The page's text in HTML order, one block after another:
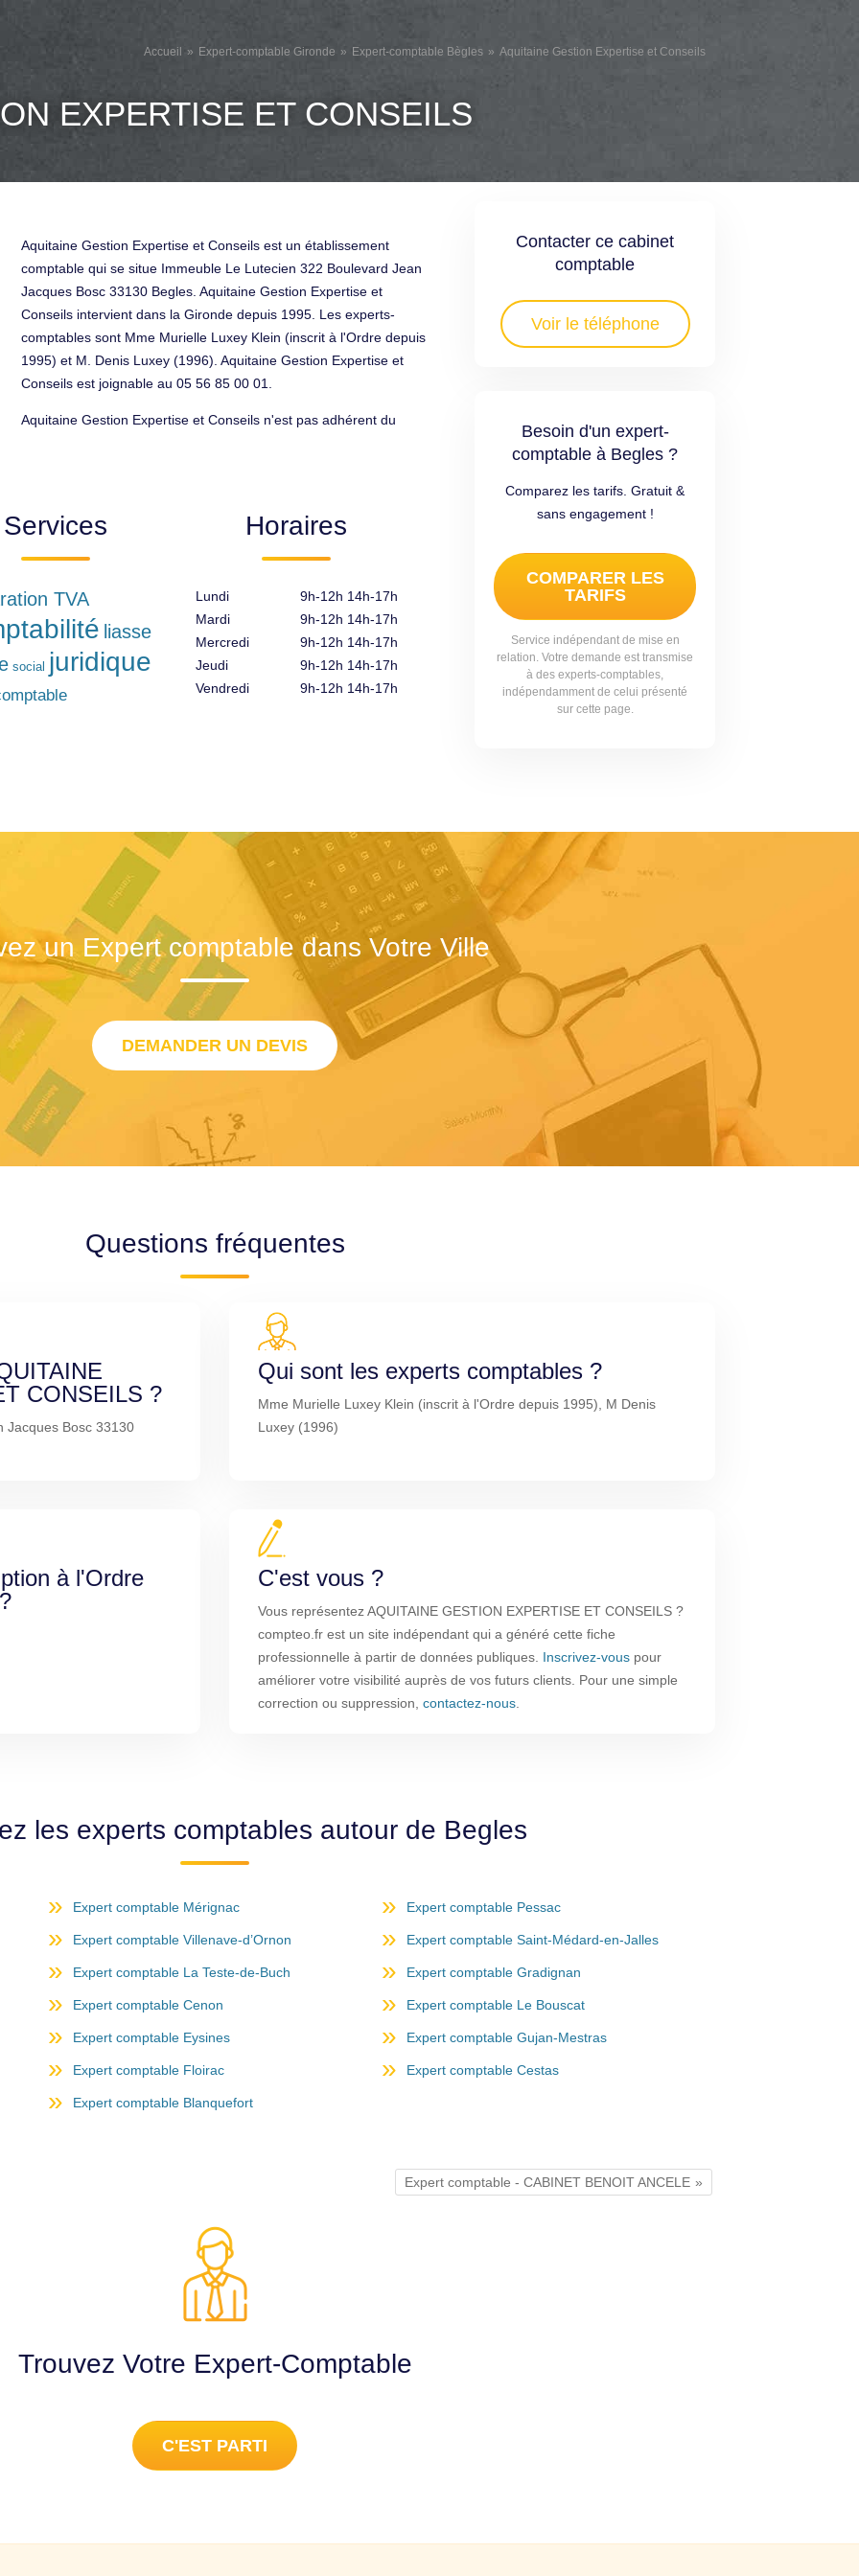
Accueil Expert-comptable Gironde Expert-comptable Bègles Aquitaine Gestion Expertise et Conseils
EXPERTISE ET CONSEILS
Contacter ce cabinet
comptable
Voir le téléphone
Besoin d'un expert-
comptable à Begles ?
Comparez les tarifs. Gratuit &
sans engagement !
COMPARER LES
TARIFS
Service indépendant de mise en
relation. Votre demande est transmise
à des experts-comptables,
indépendamment de celui présenté
sur cette page.
Aquitaine Gestion Expertise et Conseils est un établissement
comptable qui se situe Immeuble Le Lutecien 322 Boulevard Jean
Jacques Bosc 33130 Begles. Aquitaine Gestion Expertise et
Conseils intervient dans la Gironde depuis 1995. Les experts-
comptables sont Mme Murielle Luxey Klein (inscrit à l'Ordre depuis
1995) et M. Denis Luxey (1996). Aquitaine Gestion Expertise et
Conseils est joignable au 05 56 85 00 01.
Aquitaine Gestion Expertise et Conseils n'est pas adhérent du
Services
TVA
liasse
social juridique
Horaires
Lundi
Mardi
Mercredi
Jeudi
Vendredi
9h-12h 14h-17h
9h-12h 14h-17h
9h-12h 14h-17h
9h-12h 14h-17h
9h-12h 14h-17h
un Expert comptable dans Votre Ville
DEMANDER UN DEVIS
Questions fréquentes
CONSEILS ?
Jacques Bosc 33130
Qui sont les experts comptables ?
Mme Murielle Luxey Klein (inscrit à l'Ordre depuis 1995), M Denis
Luxey (1996)
à l'Ordre
C'est vous ?
Vous représentez AQUITAINE GESTION EXPERTISE ET CONSEILS ?
compteo.fr est un site indépendant qui a généré cette fiche
professionnelle à partir de données publiques. Inscrivez-vous pour
améliorer votre visibilité auprès de vos futurs clients. Pour une simple
correction ou suppression, contactez-nous
les experts comptables autour de Begles
Expert comptable Mérignac Expert comptable Pessac
Expert comptable Villenave-d’Ornon Expert comptable Saint-Médard-en-Jalles
Expert comptable La Teste-de-Buch Expert comptable Gradignan
Expert comptable Cenon Expert comptable Le Bouscat
Expert comptable Eysines Expert comptable Gujan-Mestras
Expert comptable Floirac Expert comptable Cestas
Expert comptable Blanquefort
Expert comptable - CABINET BENOIT ANCELE
Trouvez Votre Expert-Comptable
C'EST PARTI